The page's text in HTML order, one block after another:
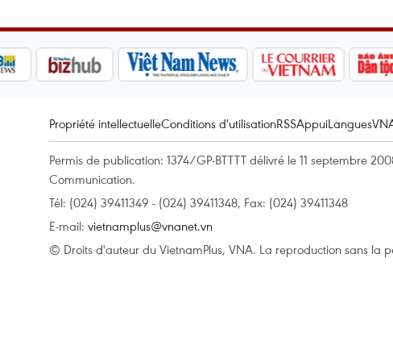
Propriété intellectuelleConditions d'utilisationRSSAppuiLangues
Permis de publication: 1374/GP-BTTTT délivré le 11 septembre
Communication.
Tél: (024) 39411349 - (024) 39411348, Fax: (024) 39411348
E-mail: vietnamplus@vnanet.vn
© Droits d'auteur du VietnamPlus, VNA. La reproduction sans la